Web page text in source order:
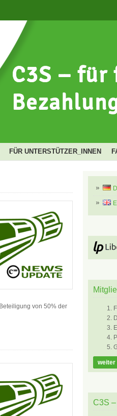
FÜR UNTERSTÜTZER_INNEN
von 50% der
weiter
C3S